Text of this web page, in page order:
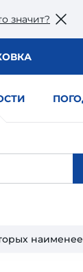
значит?